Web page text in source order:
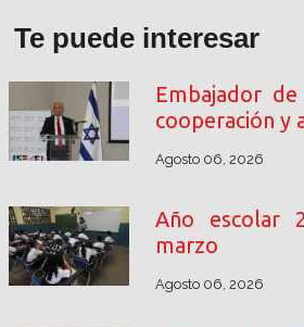
Te puede interesar
Embajador
cooperación y
Agosto 06, 2026
Año escolar
marzo
Agosto 06, 2026